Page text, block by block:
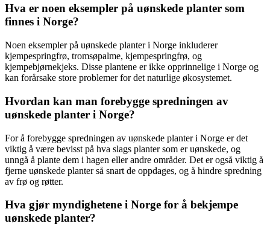
Hva er noen eksempler på uønskede planter som
finnes i Norge?
Noen eksempler på uønskede planter i Norge inkluderer
kjempespringfrø, tromsøpalme, kjempespringfrø, og
kjempebjørnekjeks. Disse plantene er ikke opprinnelige i Norge og
kan forårsake store problemer for det naturlige økosystemet.
Hvordan kan man forebygge spredningen av
uønskede planter i Norge?
For å forebygge spredningen av uønskede planter i Norge er det
viktig å være bevisst på hva slags planter som er uønskede, og
unngå å plante dem i hagen eller andre områder. Det er også viktig å
fjerne uønskede planter så snart de oppdages, og å hindre spredning
av frø og røtter.
Hva gjør myndighetene i Norge for å bekjempe
uønskede planter?